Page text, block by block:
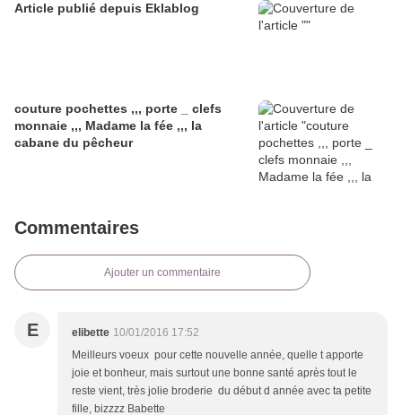
Article publié depuis Eklablog
couture pochettes ,,, porte _ clefs
monnaie ,,, Madame la fée ,,, la
cabane du pêcheur
Commentaires
Ajouter un commentaire
E elibette 10/01/2016 17:52
Meilleurs voeux pour cette nouvelle année, quelle t apporte
joie et bonheur, mais surtout une bonne santé après tout le
reste vient, très jolie broderie du début d année avec ta petite
fille, bizzzz Babette